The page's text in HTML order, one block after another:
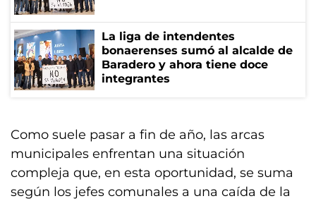
La liga de intendentes
bonaerenses sumó al alcalde de
Baradero y ahora tiene doce
integrantes
Como suele pasar a fin de año, las arcas
municipales enfrentan una situación
compleja que, en esta oportunidad, se suma
según los jefes comunales a una caída de la